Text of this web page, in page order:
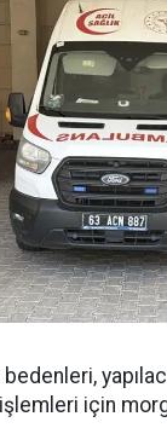
bedenleri,
için